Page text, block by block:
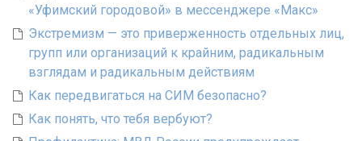
«Уфимский городовой» в мессенджере «Макс»
Экстремизм — это приверженность отдельных лиц,
групп или организаций к крайним, радикальным
взглядам и радикальным действиям
Как передвигаться на СИМ безопасно?
Как понять, что тебя вербуют?